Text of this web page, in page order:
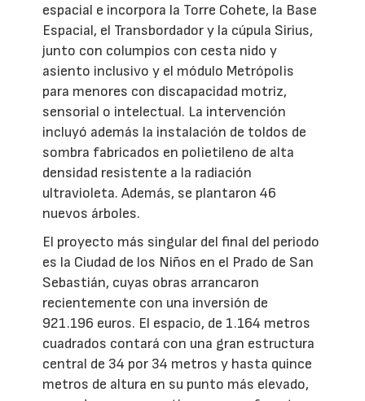
espacial e incorpora la Torre Cohete, la Base
Espacial, el Transbordador y la cúpula Sirius,
junto con columpios con cesta nido y
asiento inclusivo y el módulo Metrópolis
para menores con discapacidad motriz,
sensorial o intelectual. La intervención
incluyó además la instalación de toldos de
sombra fabricados en polietileno de alta
densidad resistente a la radiación
ultravioleta. Además, se plantaron 46
nuevos árboles.
El proyecto más singular del final del periodo
es la Ciudad de los Niños en el Prado de San
Sebastián, cuyas obras arrancaron
recientemente con una inversión de
921.196 euros. El espacio, de 1.164 metros
cuadrados contará con una gran estructura
central de 34 por 34 metros y hasta quince
metros de altura en su punto más elevado,